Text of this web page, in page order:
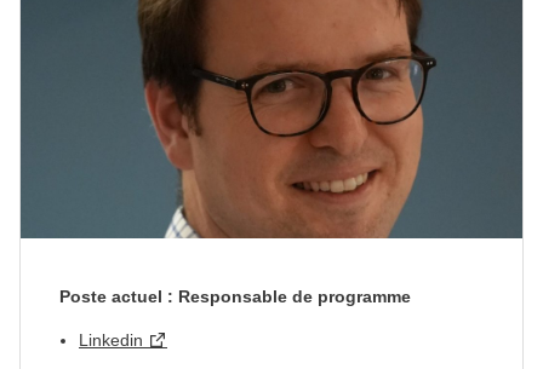
Poste actuel : Responsable de programme
Linkedin